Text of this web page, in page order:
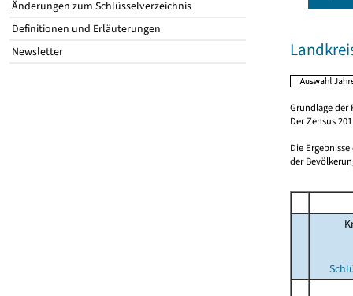
Änderungen zum Schlüsselverzeichnis
Definitionen und Erläuterungen
Newsletter
Grundlage der
Der Zensus
Die
der